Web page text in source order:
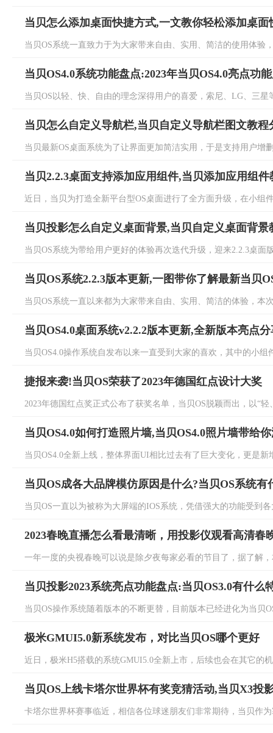
当贝怎么添加桌面快捷方式,一文教你轻松添加桌面
当贝OS系统一直致力于为大家带来自由、实用、简洁的使用体验
当贝OS4.0系统功能盘点:2023年当贝OS4.0亮点功
当贝OS以轻、快、自由的理念深得用户的喜爱，索尼、LG、三
当贝怎么自定义导航栏,当贝自定义导航栏图文教程
当贝最新OS桌面系统为了让界面更加简洁实用，于是支持用户增
当贝2.2.3桌面支持添加应用组件,当贝添加应用组件
近日，当贝为打造全新平台型OS桌面进行了全方面升级，在小组
当贝投影怎么自定义桌面背景,当贝自定义桌面背景
当贝OS系统为带给用户更好的体验再次迭代升级，迎来2.2.3桌面
当贝OS系统2.2.3版本更新,一图带你了解最新当贝
当贝OS系统一直以来都为大家带来自由、实用、简洁的体验，本
当贝OS4.0桌面系统v2.2.2版本更新,全新版本亮点分
当贝OS4.0操作系统自发布以来一直受到大家的喜欢，其中的小
捷报来袭!当贝OS荣获了2023年德国红点设计大奖
2023年德国红点奖正式公布了获奖名单，当贝OS脱颖而出，以“
当贝OS4.0如何打造照片墙,当贝OS4.0照片墙带给
当贝OS4.0全新上线，整体界面UI相比过去有了巨大变化，更是
当贝OS成各大品牌模仿原因是什么?当贝OS系统有
当贝OS一直以为被称为大屏端的IOS系统，凭借强大的功能受到
2023春晚直播怎么看最清晰，用投影仪观看高清春
一年一度的央视春晚可以说是除夕夜每家必看的节目了，据了解
当贝投影2023系统亮点功能盘点:当贝OS3.0有什么
当贝OS操作系统随着版本的不断更替，目前版本已经进化为当贝
极米GMUI5.0新系统发布，对比当贝OS哪个更好
近日，极米H5搭载的系统GMUI5.0全新上市，后续也会在其它的
当贝OS上线卡塔尔世界杯有奖竞猜活动,当贝X3投
卡塔尔世界杯赛事临近，相信各位球迷朋友们非常期待，当贝作